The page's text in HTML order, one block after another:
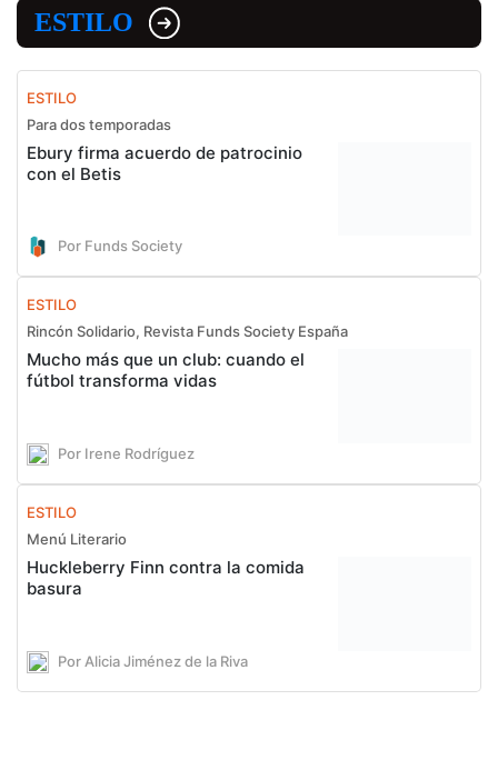
ESTILO
ESTILO
Para dos temporadas
Ebury firma acuerdo de patrocinio
con el Betis
Por Funds Society
ESTILO
Rincón Solidario, Revista Funds Society España
Mucho más que un club: cuando el
fútbol transforma vidas
Por Irene Rodríguez
ESTILO
Menú Literario
Huckleberry Finn contra la comida
basura
Por Alicia Jiménez de la Riva